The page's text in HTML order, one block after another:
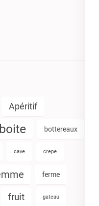
Apéritif
boite bottereaux
cave crepe
ferme
fruit gateau